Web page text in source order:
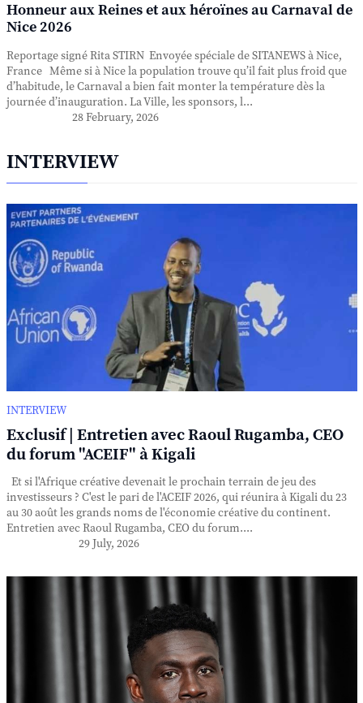
Honneur aux Reines et aux héroïnes au Carnaval de
Nice 2026
Reportage signé Rita STIRN Envoyée spéciale de SITANEWS à Nice,
France Même si à Nice la population trouve qu’il fait plus froid que
d’habitude, le Carnaval a bien fait monter la température dès la
journée d’inauguration. La Ville, les sponsors, l...
28 February, 2026
INTERVIEW
INTERVIEW
Exclusif | Entretien avec Raoul Rugamba, CEO
du forum "ACEIF" à Kigali
Et si l'Afrique créative devenait le prochain terrain de jeu des
investisseurs ? C'est le pari de l'ACEIF 2026, qui réunira à Kigali du 23
au 30 août les grands noms de l'économie créative du continent.
Entretien avec Raoul Rugamba, CEO du forum....
29 July, 2026